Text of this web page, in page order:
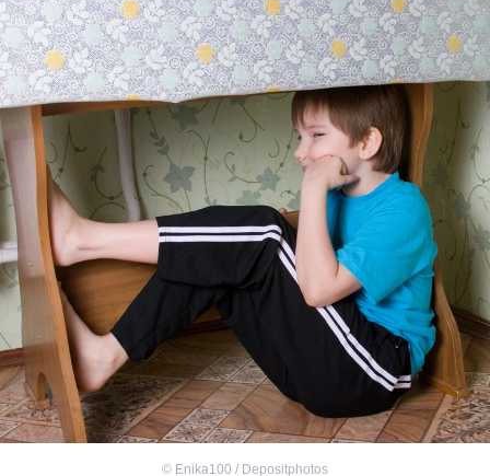
© Enika100 / Depositphotos